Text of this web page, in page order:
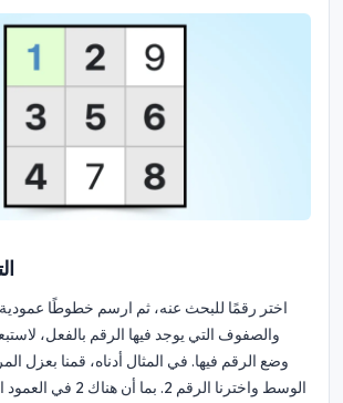
اختر رقمًا للبحث عنه، ثم ارسم خطوطًا عمودية
والصفوف التي يوجد فيها الرقم بالفعل،